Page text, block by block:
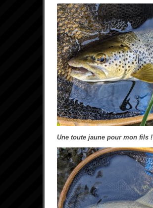
Une toute jaune pour mon fils !